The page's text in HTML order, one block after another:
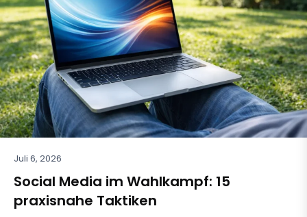
Juli 6, 2026
Social Media im Wahlkampf: 15
praxisnahe Taktiken